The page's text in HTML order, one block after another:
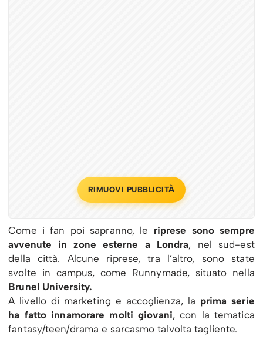
RIMUOVI PUBBLICITÀ
Come i fan poi sapranno, le riprese sono sempre
avvenute in zone esterne a Londra, nel sud-est
della città. Alcune riprese, tra l’altro, sono state
svolte in campus, come Runnymade, situato nella
Brunel University.
A livello di marketing e accoglienza, la prima serie
ha fatto innamorare molti giovani, con la tematica
fantasy/teen/drama e sarcasmo talvolta tagliente.